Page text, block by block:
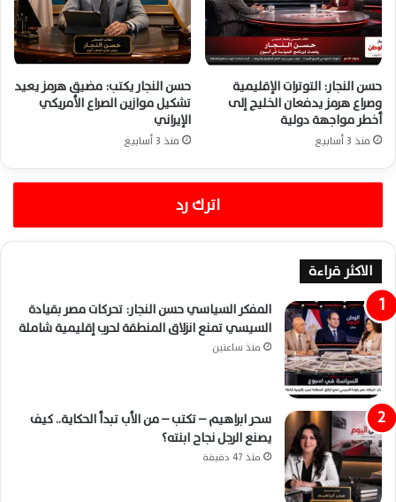
حسن النجار: التوترات الإقليمية
وصراع هرمز يدفعان الخليج إلى
أخطر مواجهة دولية
منذ 3 أسابيع
حسن النجار يكتب: مضيق هرمز يعيد
تشكيل موازين الصراع الأمريكي
الإيراني
منذ 3 أسابيع
اترك رد
الاكثر قراءة
المفكر السياسي حسن النجار: تحركات مصر بقيادة
السيسي تمنع انزلاق المنطقة لحرب إقليمية شاملة
منذ ساعتين
سحر ابراهيم – تكتب – من الأب تبدأ الحكاية.. كيف
يصنع الرجل نجاح ابنته؟
منذ 47 دقيقة